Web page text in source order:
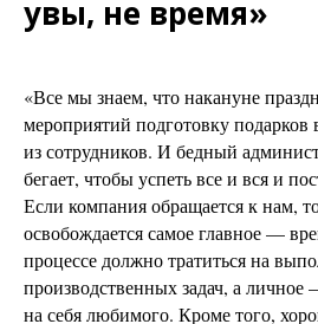
увы, не время»
«Все мы знаем, что накануне
мероприятий подготовку подарков
из сотрудников. И бедный
бегает, чтобы успеть все и вся и
Если компания обращается к нам,
освобождается самое главное —
процессе должно тратиться на
производственных задач, а
на себя любимого. Кроме того,